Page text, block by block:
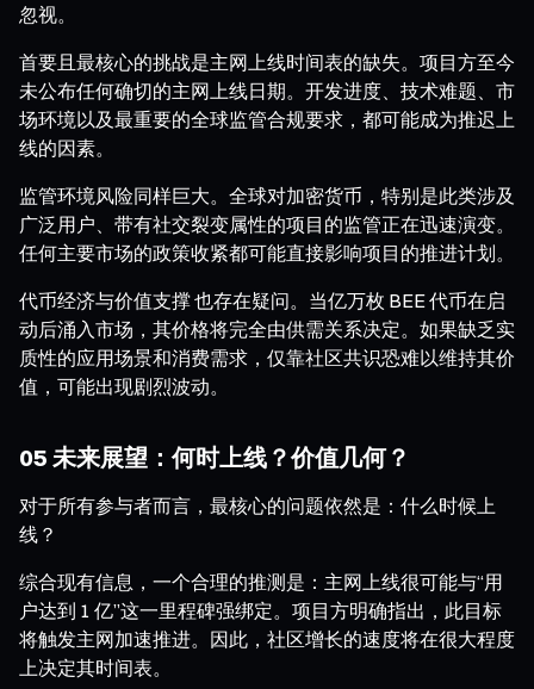
忽视。
首要且最核心的挑战是主网上线时间表的缺失。项目方至今
未公布任何确切的主网上线日期。开发进度、技术难题、市
场环境以及最重要的全球监管合规要求，都可能成为推迟上
线的因素。
监管环境风险同样巨大。全球对加密货币，特别是此类涉及
广泛用户、带有社交裂变属性的项目的监管正在迅速演变。
任何主要市场的政策收紧都可能直接影响项目的推进计划。
代币经济与价值支撑 也存在疑问。当亿万枚 BEE 代币在启
动后涌入市场，其价格将完全由供需关系决定。如果缺乏实
质性的应用场景和消费需求，仅靠社区共识恐难以维持其价
值，可能出现剧烈波动。
05 未来展望：何时上线？价值几何？
对于所有参与者而言，最核心的问题依然是：什么时候上
线？
综合现有信息，一个合理的推测是：主网上线很可能与“用
户达到 1 亿”这一里程碑强绑定。项目方明确指出，此目标
将触发主网加速推进。因此，社区增长的速度将在很大程度
上决定其时间表。